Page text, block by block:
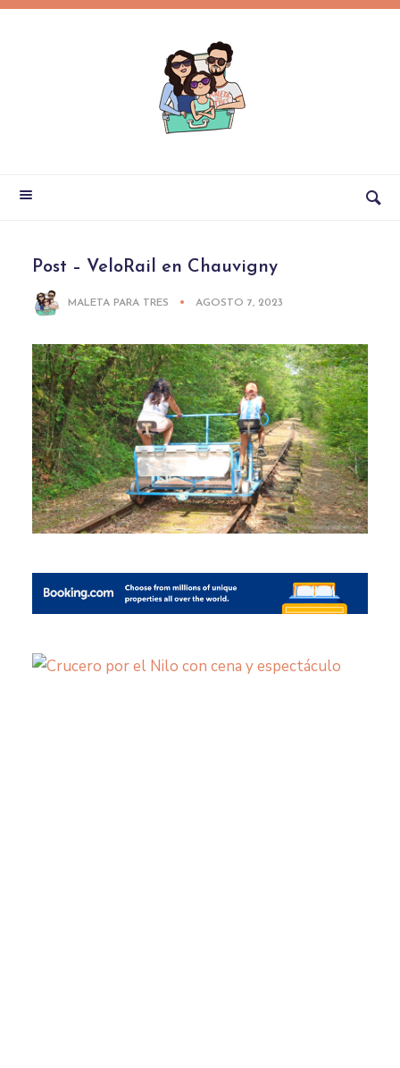
Post – VeloRail en Chauvigny
MALETA PARA TRES AGOSTO 7, 2023